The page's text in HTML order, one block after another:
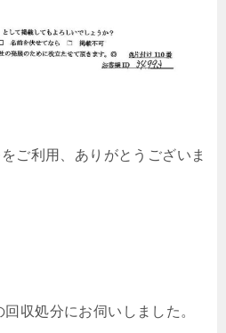
ご利用、ありがとうございま
収処分にお伺いしました。